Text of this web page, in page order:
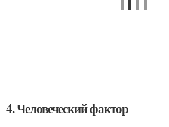
4. Человеческий фактор